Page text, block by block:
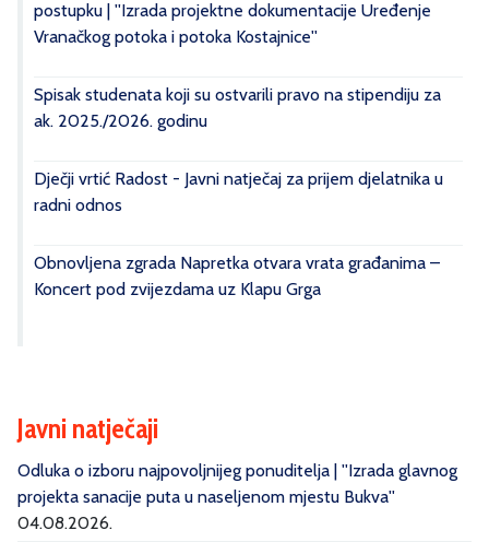
postupku | ''Izrada projektne dokumentacije Uređenje
Vranačkog potoka i potoka Kostajnice''
Spisak studenata koji su ostvarili pravo na stipendiju za
ak. 2025./2026. godinu
Dječji vrtić Radost - Javni natječaj za prijem djelatnika u
radni odnos
Obnovljena zgrada Napretka otvara vrata građanima –
Koncert pod zvijezdama uz Klapu Grga
Javni natječaji
Odluka o izboru najpovoljnijeg ponuditelja | ''Izrada glavnog
projekta sanacije puta u naseljenom mjestu Bukva''
04.08.2026.